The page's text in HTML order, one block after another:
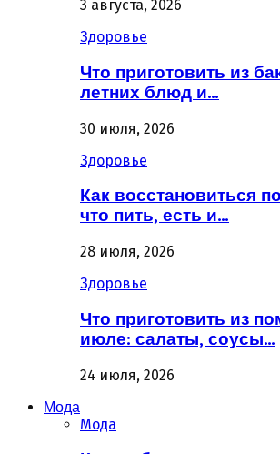
3 августа, 2026
Здоровье
Что приготовить из
летних блюд и…
30 июля, 2026
Здоровье
Как восстановиться
что пить, есть и…
28 июля, 2026
Здоровье
Что приготовить из
июле: салаты, соусы…
24 июля, 2026
Мода
Мода